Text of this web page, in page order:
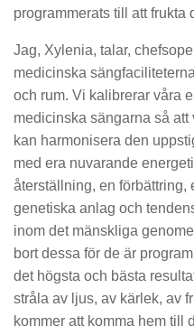
programmerats till att frukta
Jag, Xylenia, talar,
medicinska
och rum. Vi kalibrerar våra
medicinska sängarna så
kan harmonisera den
med era nuvarande
återställning, en förbättring,
genetiska anlag och
inom det mänskliga
bort dessa för de är
det högsta och bästa
stråla av ljus, av kärlek, av
kommer att komma hem till